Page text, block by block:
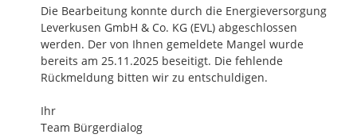
Die Bearbeitung konnte durch die Energieversorgung
Leverkusen GmbH & Co. KG (EVL) abgeschlossen
werden. Der von Ihnen gemeldete Mangel wurde
bereits am 25.11.2025 beseitigt. Die fehlende
Rückmeldung bitten wir zu entschuldigen.
Ihr
Team Bürgerdialog